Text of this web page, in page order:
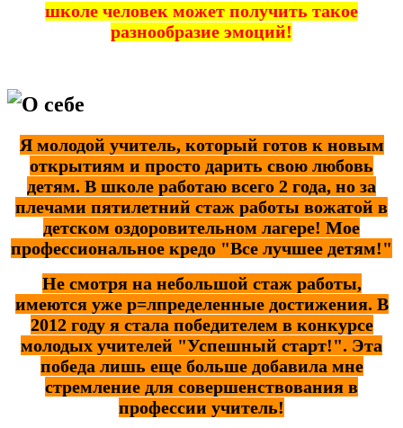
школе человек может получить такое
разнообразие эмоций!
О себе
Я молодой учитель, который готов к новым
открытиям и просто дарить свою любовь
детям. В школе работаю всего 2 года, но за
плечами пятилетний стаж работы вожатой в
детском оздоровительном лагере! Мое
профессиональное кредо "Все лучшее детям!"
Не смотря на небольшой стаж работы,
имеются уже р=лпределенные достижения. В
2012 году я стала победителем в конкурсе
молодых учителей "Успешный старт!". Эта
победа лишь еще больше добавила мне
стремление для совершенствования в
профессии учитель!